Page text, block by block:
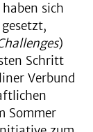
sich
)
Schritt
Verbund
Sommer